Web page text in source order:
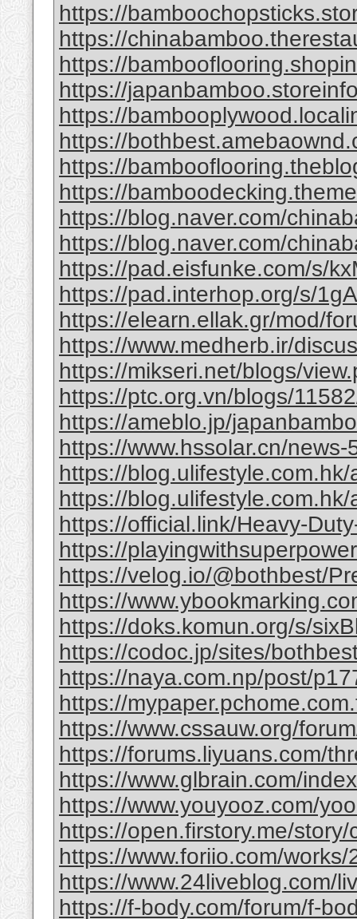
https://
https://
https://
https://
https://
https://
https://
https://
https://blog.naver.com/
https://blog.naver.com/
https://pad.eisfunke.com/s/
https://pad.interhop.org/s/
https://elearn.ellak.gr/mod/
https://www.medherb.ir/
https://mikseri.net/blogs/
https://ptc.org.vn/blogs/
https://ameblo.jp/
https://www.hssolar.cn/news-
https://
https://
https://official.link/Heavy-
https://
https://velog.io/@bothbest/
https://
https://doks.komun.org/s/
https://codoc.jp/sites/
https://naya.com.np/post/
https://
https://www.cssauw.org/
https://forums.liyuans.com/
https://www.glbrain.com/
https://www.youyooz.com/
https://open.firstory.me/
https://www.foriio.com/
https://www.24liveblog.com/
https://f-body.com/forum/f-